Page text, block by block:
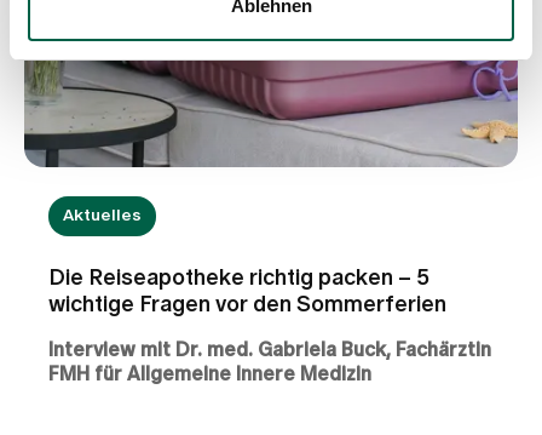
Ablehnen
Aktuelles
Die Reiseapotheke richtig packen – 5
wichtige Fragen vor den Sommerferien
Interview mit Dr. med. Gabriela Buck, Fachärztin
FMH für Allgemeine Innere Medizin